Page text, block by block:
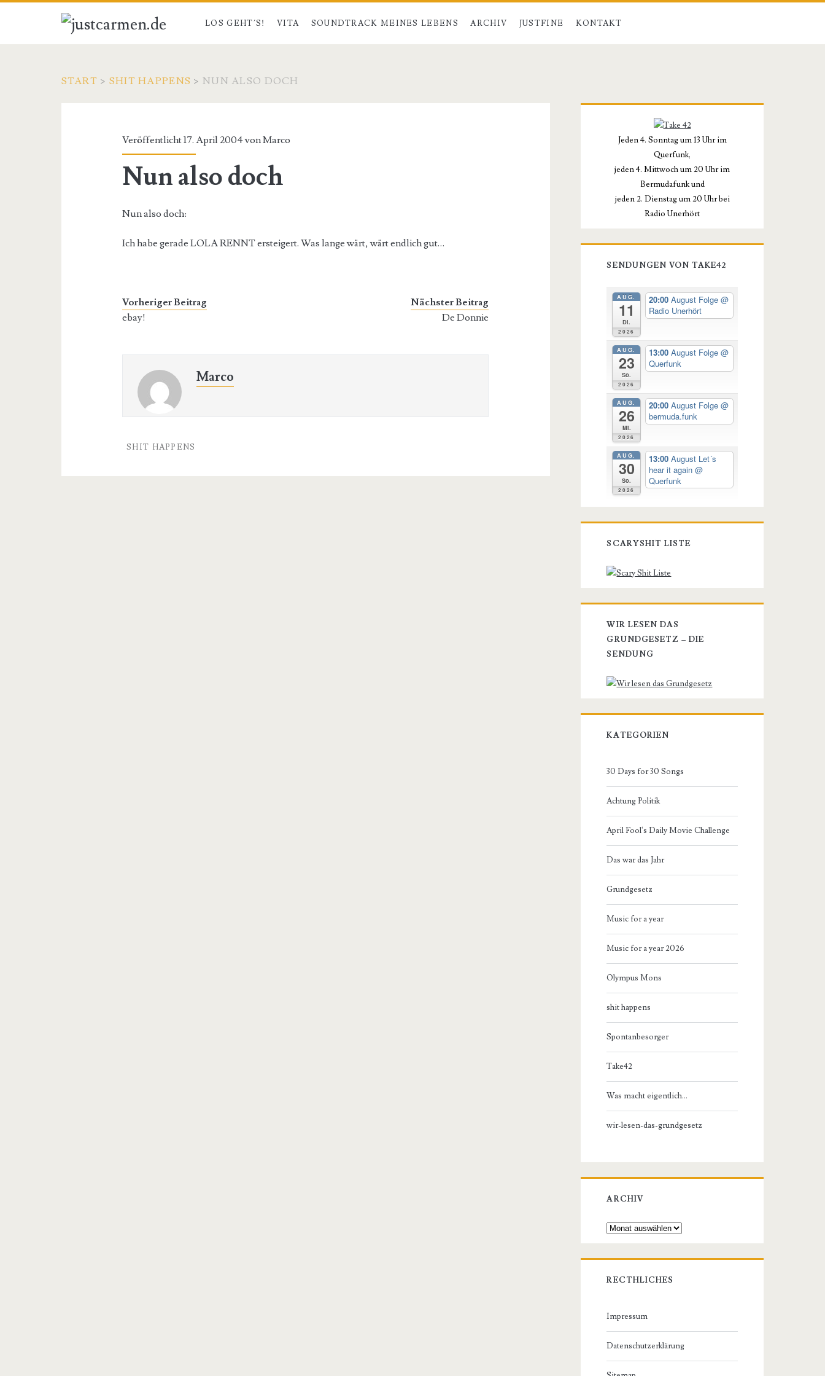
LOS GEHT´S! VITA SOUNDTRACK MEINES LEBENS ARCHIV JUSTFINE KONTAKT
START > SHIT HAPPENS >NUN ALSO DOCH
Veröffentlicht 17. April 2004 vonMarco
Nun also doch
Nun also doch:
Ich habe gerade LOLA RENNT ersteigert. Was lange wärt, wärt endlich gut…
Vorheriger Beitrag
ebay!
Nächster Beitrag
De Donnie
Marco
SHIT HAPPENS
Primäre
Seitenleiste
Jeden 4. Sonntag um 13 Uhr im
Querfunk,
jeden 4. Mittwoch um 20 Uhr im
Bermudafunk und
jeden 2. Dienstag um 20 Uhr bei
Radio Unerhört
SENDUNGEN VON TAKE42
AUG.
11
Di.
2026
20:00August Folge@
Radio Unerhört
AUG.
23
So.
2026
13:00August Folge@
Querfunk
AUG.
26
Mi.
2026
20:00August Folge@
bermuda.funk
AUG.
30
So.
2026
13:00August Let´s
hear it again@
Querfunk
SCARYSHIT LISTE
WIR LESEN DAS
GRUNDGESETZ – DIE
SENDUNG
KATEGORIEN
30 Days for 30 Songs
Achtung Politik
April Fool's Daily Movie Challenge
Das war das Jahr
Grundgesetz
Music for a year
Music for a year 2026
Olympus Mons
shit happens
Spontanbesorger
Take42
Was macht eigentlich…
wir-lesen-das-grundgesetz
ARCHIV
Archiv
RECTHLICHES
Impressum
Datenschutzerklärung